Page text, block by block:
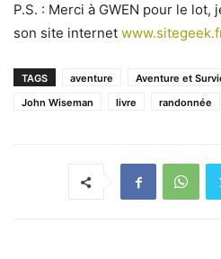
P.S. : Merci à GWEN pour le
son site internet
TAGS aventure Aventure et
John Wiseman
livre randonnée